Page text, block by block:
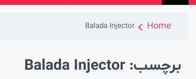
Home
Balada Injector
برچسب: Balada Injector